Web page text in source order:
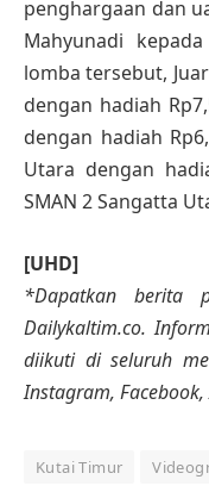
penghargaan dan
Mahyunadi
lomba tersebut,
dengan hadiah
dengan hadiah
Utara dengan
SMAN 2 Sangatta
[UHD]
*Dapatkan berita
Dailykaltim.co.
diikuti di seluruh
Instagram,
Kutai Timur